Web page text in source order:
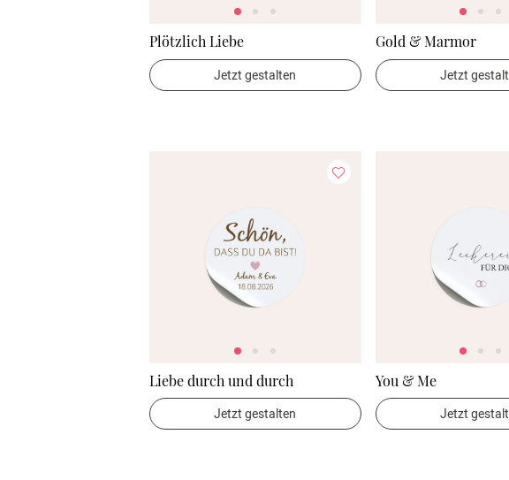
Plötzlich Liebe
Jetzt gestalten
Gold & Marmor
Jetzt
Liebe durch und durch
Jetzt gestalten
You & Me
Jetzt